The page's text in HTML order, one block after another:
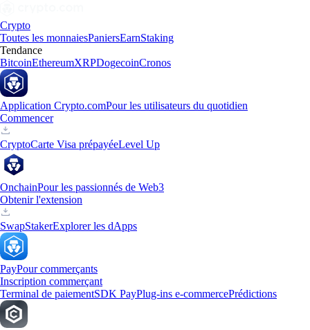
Crypto
Toutes les monnaiesPaniersEarnStaking
Tendance
BitcoinEthereumXRPDogecoinCronos
Application Crypto.comPour les utilisateurs du quotidien
Commencer
CryptoCarte Visa prépayéeLevel Up
OnchainPour les passionnés de Web3
Obtenir l'extension
SwapStakerExplorer les dApps
PayPour commerçants
Inscription commerçant
Terminal de paiementSDK PayPlug-ins e-commercePrédictions